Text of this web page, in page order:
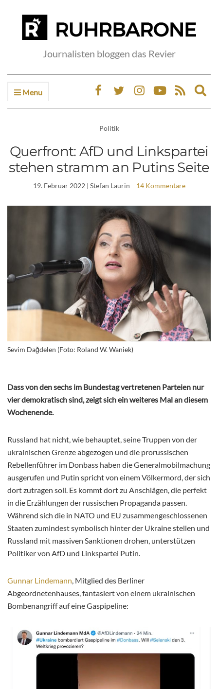
Journalisten bloggen das Revier
Menu
Politik
Querfront: AfD und Linkspartei
stehen stramm an Putins Seite
19. Februar 2022| Stefan Laurin 14 Kommentare
Sevim Dağdelen (Foto: Roland W. Waniek)
Dass von den sechs im Bundestag vertretenen Parteien nur
vier demokratisch sind, zeigt sich ein weiteres Mal an diesem
Wochenende.
Russland hat nicht, wie behauptet, seine Truppen von der
ukrainischen Grenze abgezogen und die prorussischen
Rebellenführer im Donbass haben die Generalmobilmachung
ausgerufen und Putin spricht von einem Völkermord, der sich
dort zutragen soll. Es kommt dort zu Anschlägen, die perfekt
in die Erzählungen der russischen Propaganda passen.
Während sich die in NATO und EU zusammengeschlossenen
Staaten zumindest symbolisch hinter der Ukraine stellen und
Russland mit massiven Sanktionen drohen, unterstützen
Politiker von AfD und Linkspartei Putin.
Gunnar Lindemann , Mitglied des Berliner
Abgeordnetenhauses, fantasiert von einem ukrainischen
Bombenangriff auf eine Gaspipeline: